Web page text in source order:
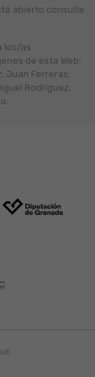
abierto consulte
los/as
de esta Web:
Juan Ferreras;
Rodríguez;